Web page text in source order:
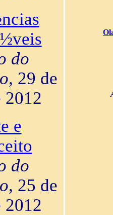
do
, 29 de
2012
e
do
, 25 de
2012